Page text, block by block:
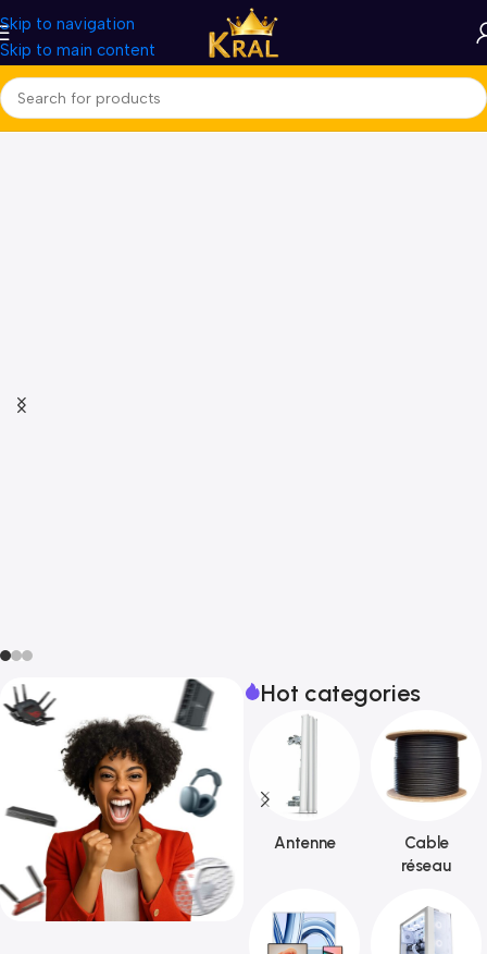
Skip to navigation
Skip to main content
Hot categories
Antenne
Cable
réseau